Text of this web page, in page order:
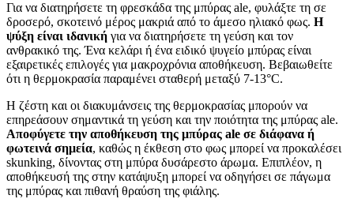
Για να διατηρήσετε τη φρεσκάδα της μπύρας ale, φυλάξτε τη σε
δροσερό, σκοτεινό μέρος μακριά από το άμεσο ηλιακό φως. Η
ψύξη είναι ιδανική για να διατηρήσετε τη γεύση και τον
ανθρακικό της. Ένα κελάρι ή ένα ειδικό ψυγείο μπύρας είναι
εξαιρετικές επιλογές για μακροχρόνια αποθήκευση. Βεβαιωθείτε
ότι η θερμοκρασία παραμένει σταθερή μεταξύ 7-13°C.
Η ζέστη και οι διακυμάνσεις της θερμοκρασίας μπορούν να
επηρεάσουν σημαντικά τη γεύση και την ποιότητα της μπύρας ale.
Αποφύγετε την αποθήκευση της μπύρας ale σε διάφανα ή
φωτεινά σημεία, καθώς η έκθεση στο φως μπορεί να προκαλέσει
skunking, δίνοντας στη μπύρα δυσάρεστο άρωμα. Επιπλέον, η
αποθήκευσή της στην κατάψυξη μπορεί να οδηγήσει σε πάγωμα
της μπύρας και πιθανή θραύση της φιάλης.